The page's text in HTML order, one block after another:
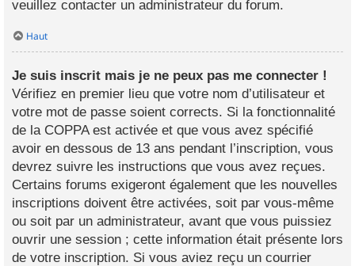
veuillez contacter un administrateur du forum.
Haut
Je suis inscrit mais je ne peux pas me connecter !
Vérifiez en premier lieu que votre nom d’utilisateur et
votre mot de passe soient corrects. Si la fonctionnalité
de la COPPA est activée et que vous avez spécifié
avoir en dessous de 13 ans pendant l’inscription, vous
devrez suivre les instructions que vous avez reçues.
Certains forums exigeront également que les nouvelles
inscriptions doivent être activées, soit par vous-même
ou soit par un administrateur, avant que vous puissiez
ouvrir une session ; cette information était présente lors
de votre inscription. Si vous aviez reçu un courrier